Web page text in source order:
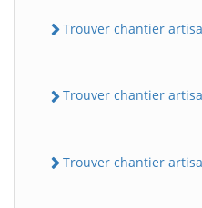
Trouver chantier
Trouver chantier
Trouver chantier